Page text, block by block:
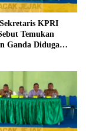
KPRI
Temukan
Ganda Diduga